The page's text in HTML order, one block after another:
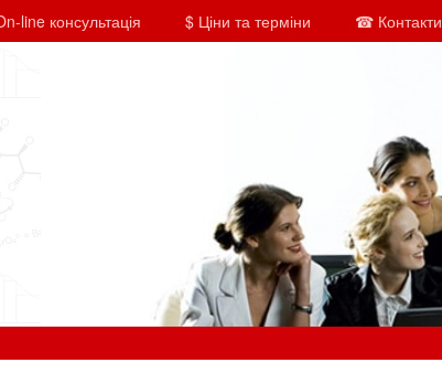
line консультація $ Ціни та терміни ☎ Контакти